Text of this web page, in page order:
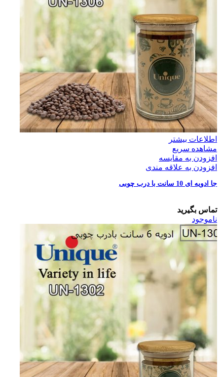
اطلاعات بیشتر
مشاهده سریع
افزودن به مقایسه
افزودن به علاقه مندی
جا ادویه ای 10 سانت با درب چوبی
تماس بگیرید
ناموجود